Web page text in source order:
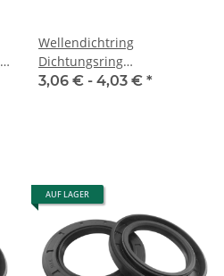
Wellendichtring
Dichtungsring
Wellendichtung Simmerring
3,06 € - 4,03 € *
AUF LAGER